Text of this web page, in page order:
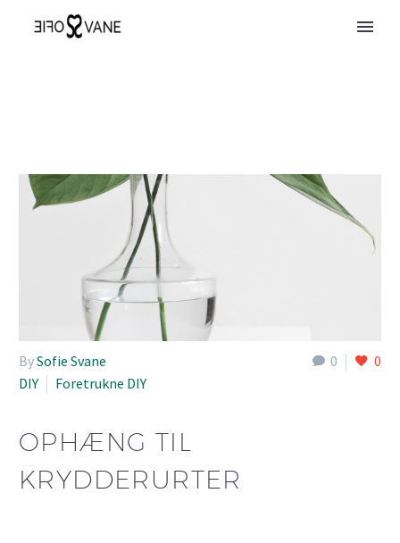
0 0
BySofie Svane
DIY
Foretrukne DIY
OPHÆNG TIL
KRYDDERURTER